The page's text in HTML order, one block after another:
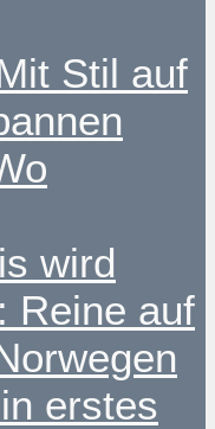
Stil auf
wird
Reine auf
erstes